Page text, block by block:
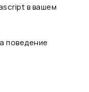
в вашем
поведение